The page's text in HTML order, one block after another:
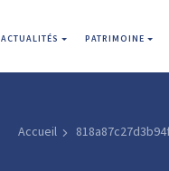
ACTUALITÉS PATRIMOINE
Accueil